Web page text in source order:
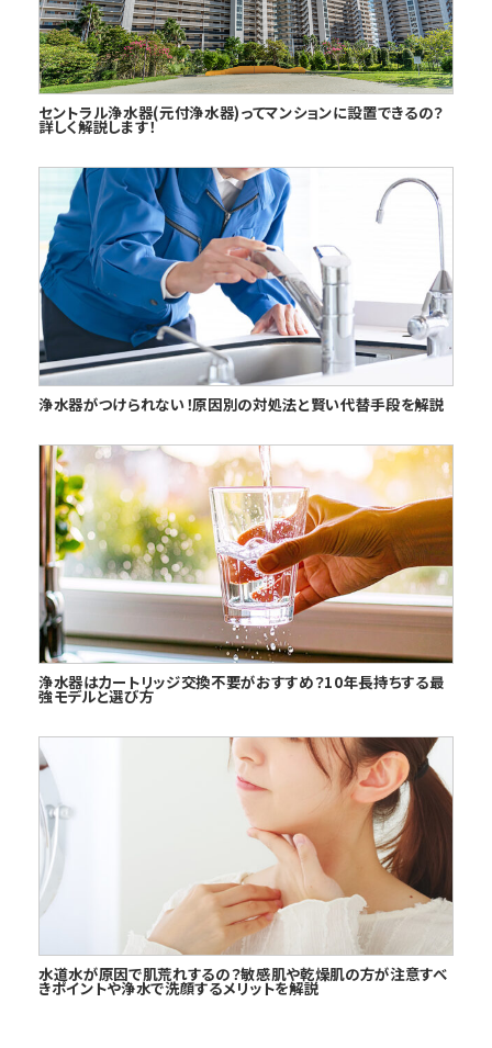
セントラル浄水器(元付浄水器)ってマンションに設置できるの？
詳しく解説します！
浄水器がつけられない！原因別の対処法と賢い代替手段を解説
浄水器はカートリッジ交換不要がおすすめ？10年長持ちする最
強モデルと選び方
水道水が原因で肌荒れするの？敏感肌や乾燥肌の方が注意すべ
きポイントや浄水で洗顔するメリットを解説